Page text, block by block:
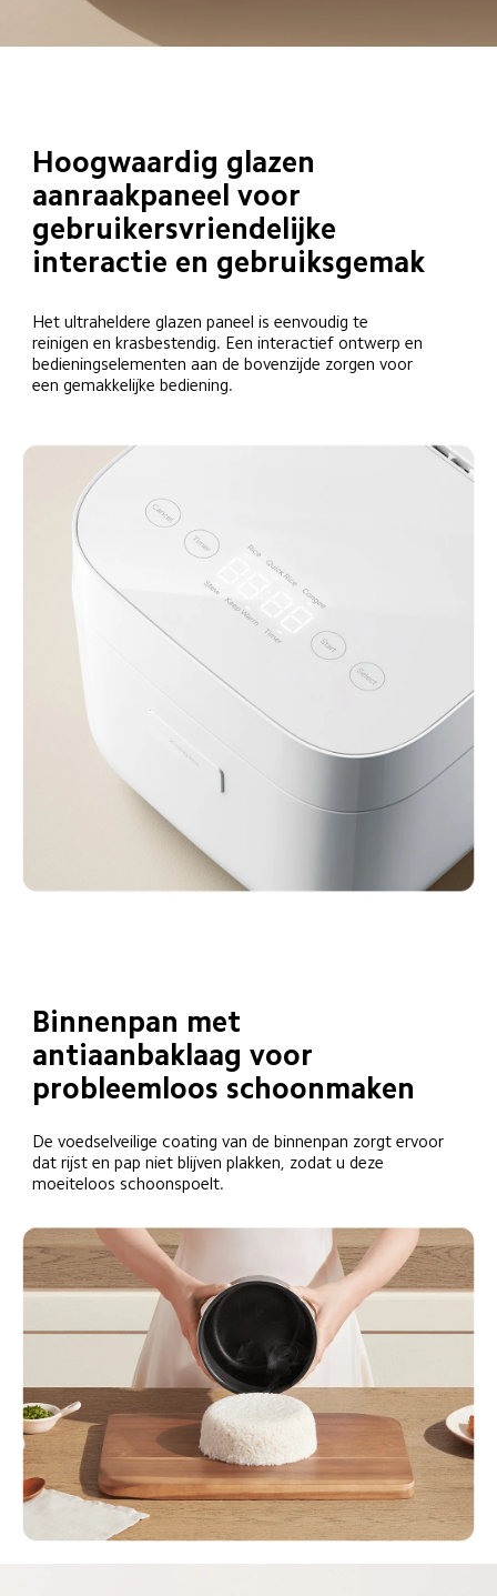
Hoogwaardig glazen
aanraakpaneel voor
gebruikersvriendelijke
interactie en gebruiksgemak
Het ultraheldere glazen paneel is eenvoudig te
reinigen en krasbestendig. Een interactief ontwerp en
bedieningselementen aan de bovenzijde zorgen voor
een gemakkelijke bediening.
Binnenpan met
antiaanbaklaag voor
probleemloos schoonmaken
De voedselveilige coating van de binnenpan zorgt ervoor
dat rijst en pap niet blijven plakken, zodat u deze
moeiteloos schoonspoelt.